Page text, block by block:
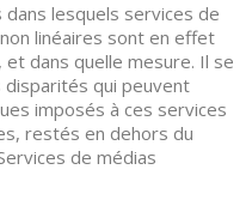
dans lesquels services de
linéaires sont en effet
dans quelle mesure. Il se
disparités qui peuvent
imposés à ces services
restés en dehors du
de médias